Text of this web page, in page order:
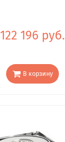
122 196 руб.
В корзину